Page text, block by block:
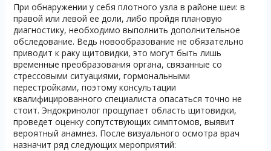
При обнаружении у себя плотного узла в районе шеи: в
правой или левой ее доли, либо пройдя плановую
диагностику, необходимо выполнить дополнительное
обследование. Ведь новообразование не обязательно
приводит к раку щитовидки, это могут быть лишь
временные преобразования органа, связанные со
стрессовыми ситуациями, гормональными
перестройками, поэтому консультации
квалифицированного специалиста опасаться точно не
стоит. Эндокринолог прощупает область щитовидки,
проведет оценку сопутствующих симптомов, выявит
вероятный анамнез. После визуального осмотра врач
назначит ряд следующих мероприятий: